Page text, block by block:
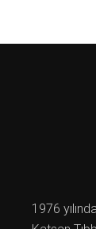
1976